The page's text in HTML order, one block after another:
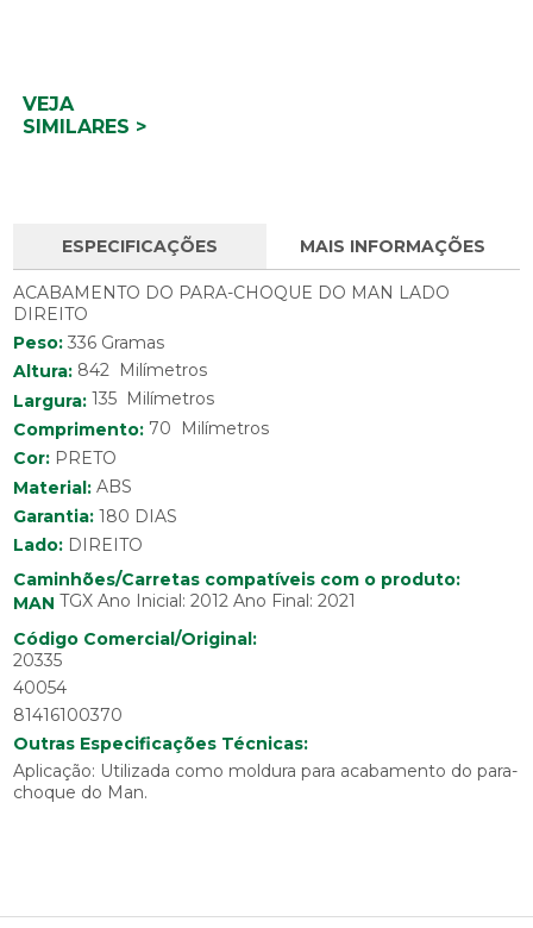
VEJA
SIMILARES >
ESPECIFICAÇÕES MAIS INFORMAÇÕES
ACABAMENTO DO PARA-CHOQUE DO MAN LADO
DIREITO
Peso: 336 Gramas
Altura: 842 Milímetros
Largura: 135 Milímetros
Comprimento: 70 Milímetros
Cor: PRETO
Material: ABS
Garantia: 180 DIAS
Lado: DIREITO
Caminhões/Carretas compatíveis com o produto:
MAN TGX Ano Inicial: 2012 Ano Final: 2021
Código Comercial/Original:
20335
40054
81416100370
Outras Especificações Técnicas:
Aplicação: Utilizada como moldura para acabamento do para-
choque do Man.